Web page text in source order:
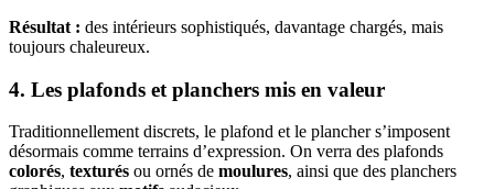
Résultat : des intérieurs sophistiqués, davantage chargés, mais
toujours chaleureux.
4. Les plafonds et planchers mis en valeur
Traditionnellement discrets, le plafond et le plancher s’imposent
désormais comme terrains d’expression. On verra des plafonds
colorés, texturés ou ornés de moulures, ainsi que des planchers